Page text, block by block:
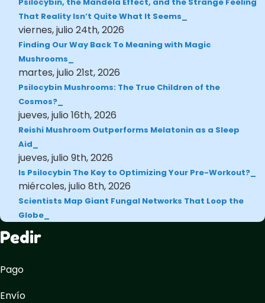
That Reality Isn’t Quite What It Seems
viernes, julio 24th, 2026
Finding Our Way Back To Meaning with Magic
Mushrooms
martes, julio 21st, 2026
Psilocybin Mushrooms: The True Children of the
Cosmos?
jueves, julio 16th, 2026
Reishi Mushroom Outperforms Melatonin as a Sleep
Aid
jueves, julio 9th, 2026
Is Psilocybin The Key to Optimizing Your Pre-Workout?
miércoles, julio 8th, 2026
Scientists Map Giant Fungal Networks That Loop the
Globe
Pedir
Pago
Envío